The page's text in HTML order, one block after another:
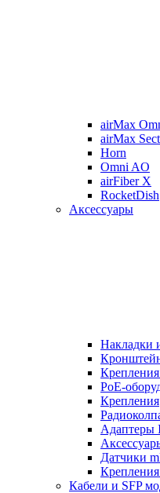
airMax
airMax
Horn
Omni AO
airFiber X
RocketDish
Аксессуары
Накладки
РоЕ-
Крепления
Адаптеры
Датчики
Кабели и SFP